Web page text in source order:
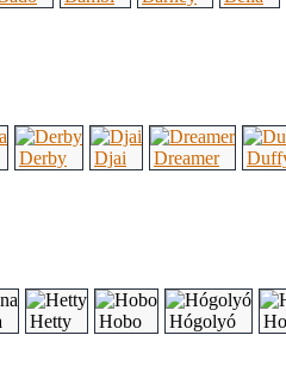
Derby Djai Dreamer
Hetty Hobo Hógolyó